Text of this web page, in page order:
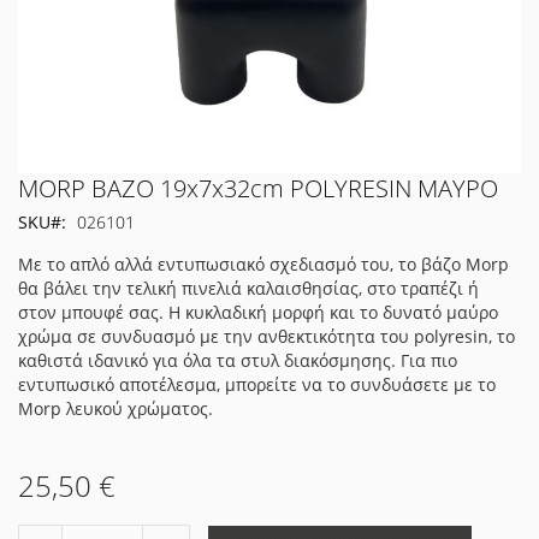
Μετάβαση
αρχή
της
συλλογής
εικόνων
MORP ΒΑΖΟ 19x7x32cm POLYRESIN ΜΑΥΡΟ
SKU
026101
Με το απλό αλλά εντυπωσιακό σχεδιασμό του, το βάζο Morp
θα βάλει την τελική πινελιά καλαισθησίας, στο τραπέζι ή
στον μπουφέ σας. Η κυκλαδική μορφή και το δυνατό μαύρο
χρώμα σε συνδυασμό με την ανθεκτικότητα του polyresin, το
καθιστά ιδανικό για όλα τα στυλ διακόσμησης. Για πιο
εντυπωσικό αποτέλεσμα, μπορείτε να το συνδυάσετε με τo
Morp λευκού χρώματος.
25,50 €